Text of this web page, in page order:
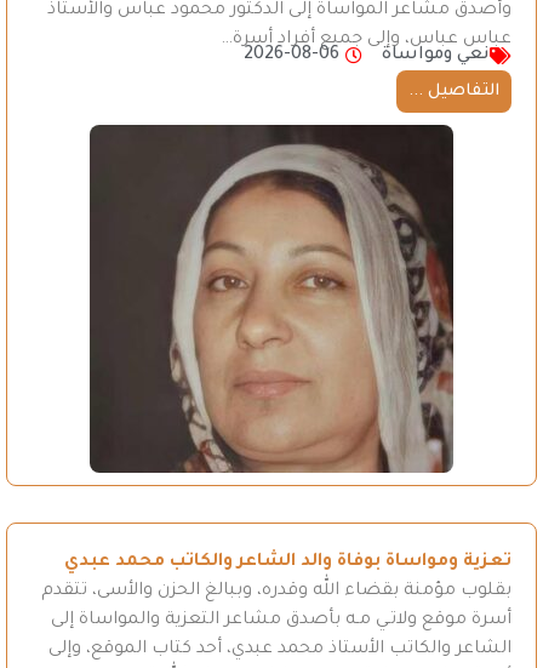
وأصدق مشاعر المواساة إلى الدكتور محمود عباس والأستاذ
عباس عباس، وإلى جميع أفراد أسرة…
نعي ومواساة
2026-08-06
التفاصيل ...
تعزية ومواساة بوفاة والد الشاعر والكاتب محمد عبدي
بقلوب مؤمنة بقضاء الله وقدره، وببالغ الحزن والأسى، تتقدم
أسرة موقع ولاتـي مـه بأصدق مشاعر التعزية والمواساة إلى
الشاعر والكاتب الأستاذ محمد عبدي، أحد كتاب الموقع، وإلى